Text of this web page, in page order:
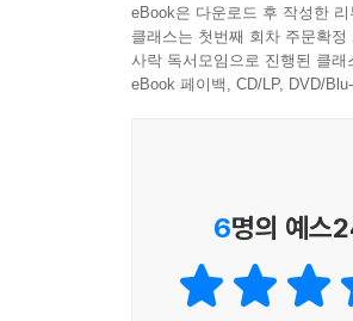
--- p.175
더 이상 몇 번째인지, 끝에
살결 속에 뿌리내린다는
“산다는 것은 순간 속으로
자신을 넘어서는 흐름에 기
좁히며, 누구나 이해할 수
만들어낸다. 『마침표의
eBook은 다운로드 후 작성한
클래스는 첫번째 회차 주문확
사락 독서모임으로 진행된 클
eBook 페이백, CD/LP, DVD/
6명의 예스